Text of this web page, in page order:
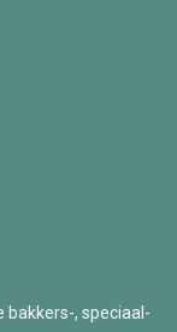
bakkers-, speciaal-